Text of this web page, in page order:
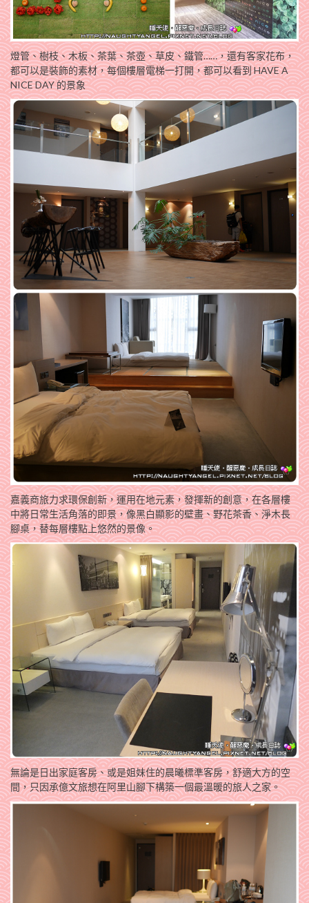
燈管、樹枝、木板、茶葉、茶壺、草皮、鐵管……，還有客家花布，
都可以是裝飾的素材，每個樓層電梯一打開，都可以看到 HAVE A
NICE DAY 的景象
嘉義商旅力求環保創新，運用在地元素，發揮新的創意，在各層樓
中將日常生活角落的即景，像黑白顯影的壁畫、野花茶香、淨木長
腳桌，替每層樓點上悠然的景像。
無論是日出家庭客房、或是姐妹住的晨曦標準客房，舒適大方的空
間，只因承億文旅想在阿里山腳下構築一個最溫暖的旅人之家。